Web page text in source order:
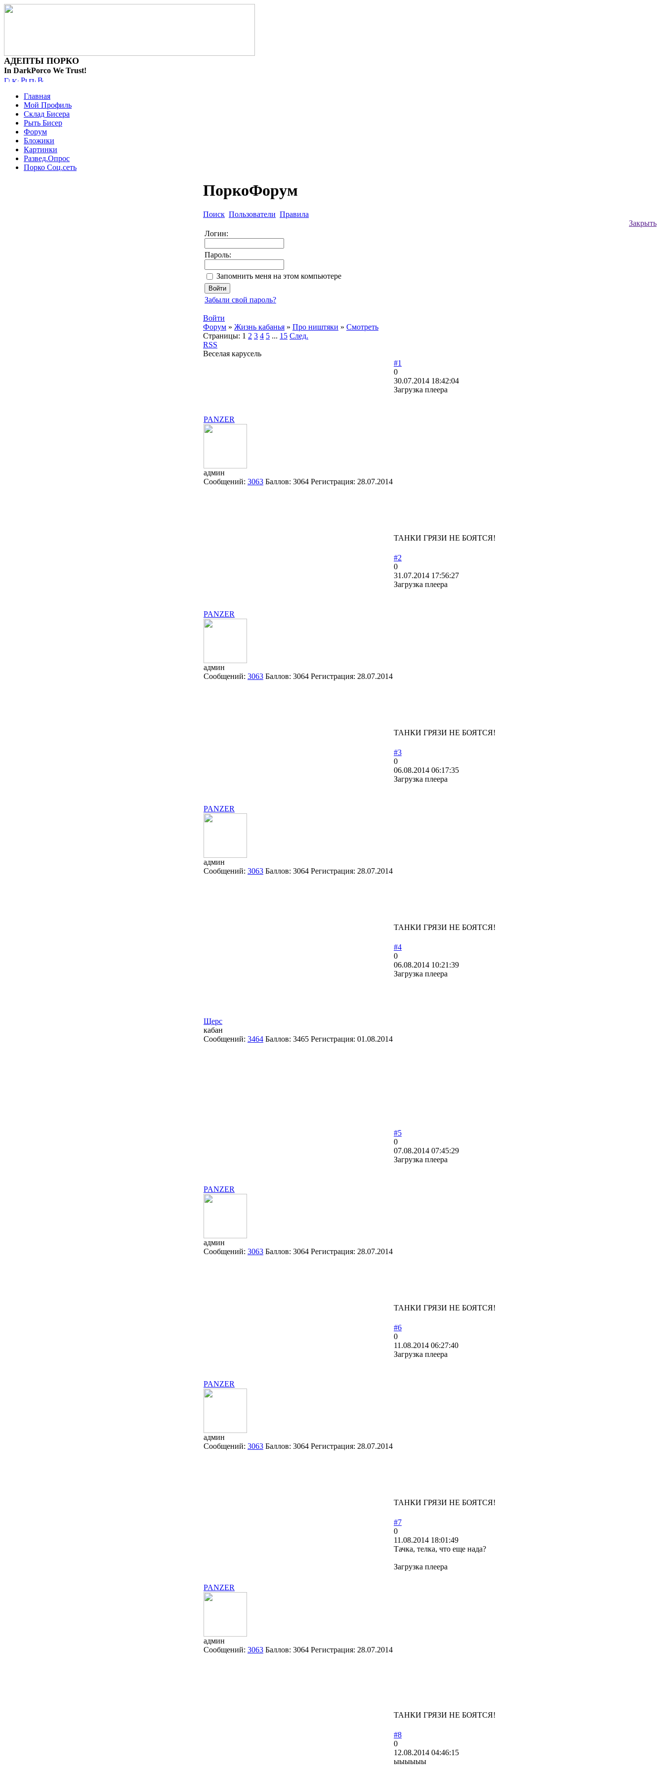
АДЕПТЫ ПОРКО
In DarkPorco We Trust!
Главная
Мой Профиль
Склад Бисера
Рыть Бисер
Форум
Бложики
Картинки
Развед.Опрос
Порко Соц.сеть
ПоркоФорум
Поиск Пользователи Правила
Закрыть
Логин:
Пароль:
Запомнить меня на этом компьютере
Забыли свой пароль?
Войти
Форум » Жизнь кабанья » Про ништяки » Смотреть
Страницы: 1 2 3 4 5 ... 15 След.
RSS
Веселая карусель
PANZER
админ
Сообщений: 3063 Баллов: 3064 Регистрация: 28.07.2014
#1
0
30.07.2014 18:42:04
Загрузка плеера
ТАНКИ ГРЯЗИ НЕ БОЯТСЯ!
PANZER
админ
Сообщений: 3063 Баллов: 3064 Регистрация: 28.07.2014
#2
0
31.07.2014 17:56:27
Загрузка плеера
ТАНКИ ГРЯЗИ НЕ БОЯТСЯ!
PANZER
админ
Сообщений: 3063 Баллов: 3064 Регистрация: 28.07.2014
#3
0
06.08.2014 06:17:35
Загрузка плеера
ТАНКИ ГРЯЗИ НЕ БОЯТСЯ!
Щерс
кабан
Сообщений: 3464 Баллов: 3465 Регистрация: 01.08.2014
#4
0
06.08.2014 10:21:39
Загрузка плеера
PANZER
админ
Сообщений: 3063 Баллов: 3064 Регистрация: 28.07.2014
#5
0
07.08.2014 07:45:29
Загрузка плеера
ТАНКИ ГРЯЗИ НЕ БОЯТСЯ!
PANZER
админ
Сообщений: 3063 Баллов: 3064 Регистрация: 28.07.2014
#6
0
11.08.2014 06:27:40
Загрузка плеера
ТАНКИ ГРЯЗИ НЕ БОЯТСЯ!
PANZER
админ
Сообщений: 3063 Баллов: 3064 Регистрация: 28.07.2014
#7
0
11.08.2014 18:01:49
Тачка, телка, что еще нада?
Загрузка плеера
ТАНКИ ГРЯЗИ НЕ БОЯТСЯ!
#8
0
12.08.2014 04:46:15
ыыыыыы